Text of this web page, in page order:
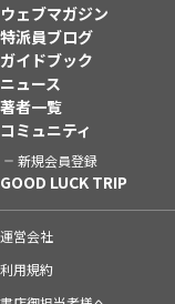
ウェブマガジン
特派員ブログ
ガイドブック
ニュース
著者一覧
コミュニティ
新規会員登録
GOOD LUCK TRIP
運営会社
利用規約